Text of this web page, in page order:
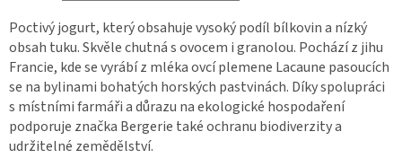
Poctivý jogurt, který obsahuje vysoký podíl bílkovin a nízký
obsah tuku. Skvěle chutná s ovocem i granolou. Pochází z jihu
Francie, kde se vyrábí z mléka ovcí plemene Lacaune pasoucích
se na bylinami bohatých horských pastvinách. Díky spolupráci
s místními farmáři a důrazu na ekologické hospodaření
podporuje značka Bergerie také ochranu biodiverzity a
udržitelné zemědělství.